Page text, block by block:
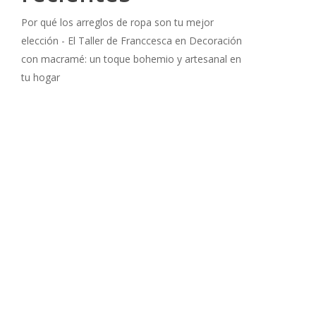
Por qué los arreglos de ropa son tu mejor
elección - El Taller de Franccesca en Decoración
con macramé: un toque bohemio y artesanal en
tu hogar